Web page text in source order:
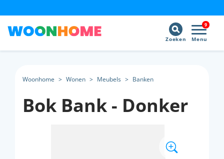
9
Menu
Zoeken
Woonhome > Wonen > Meubels > Banken
Bok Bank - Donker